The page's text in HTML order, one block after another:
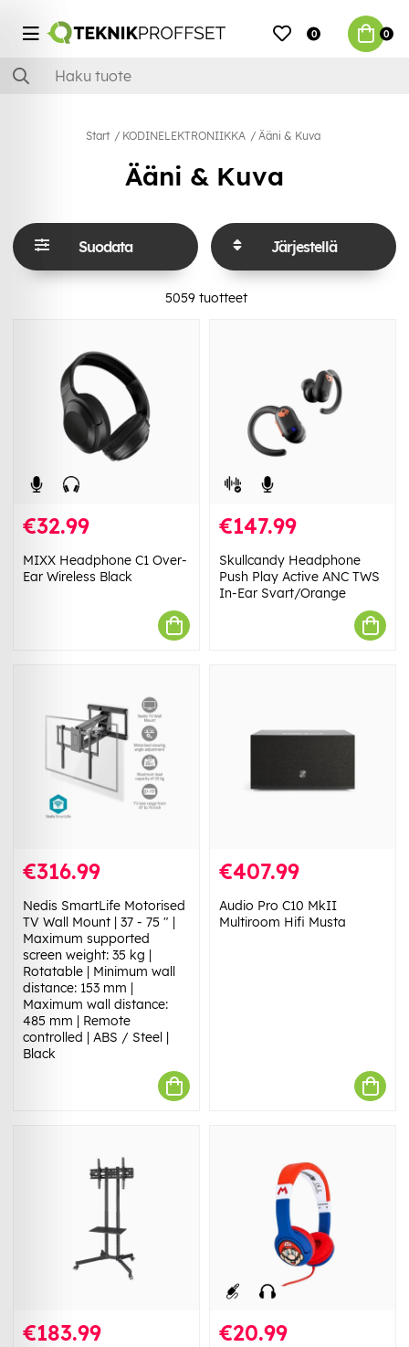
0 0
Start KODINELEKTRONIIKKA Ääni & Kuva
Ääni & Kuva
Suodata Järjestellä
5059 tuotteet
€32.99
MIXX Headphone C1 Over-
Ear Wireless Black
€147.99
Skullcandy Headphone
Push Play Active ANC TWS
In-Ear Svart/Orange
€316.99
Nedis SmartLife Motorised
TV Wall Mount | 37 - 75 " |
Maximum supported
screen weight: 35 kg |
Rotatable | Minimum wall
distance: 153 mm |
Maximum wall distance:
485 mm | Remote
controlled | ABS / Steel |
Black
€407.99
Audio Pro C10 MkII
Multiroom Hifi Musta
€183.99 €20.99